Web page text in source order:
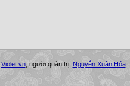
Violet.vn, người quản trị: Nguyễn Xuân Hóa